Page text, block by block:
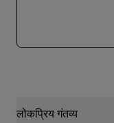
लोकप्रिय गंतव्य